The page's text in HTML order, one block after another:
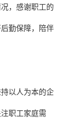
，感谢职工的
勤保障，陪伴
以人为本的企
职工家庭需